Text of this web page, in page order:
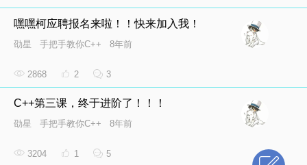
嘿嘿柯应聘报名来啦！！快来加入我！
劭星 手把手教你C++ 8年前
2868 2 3
C++第三课，终于进阶了！！！
劭星 手把手教你C++ 8年前
3204 1 5